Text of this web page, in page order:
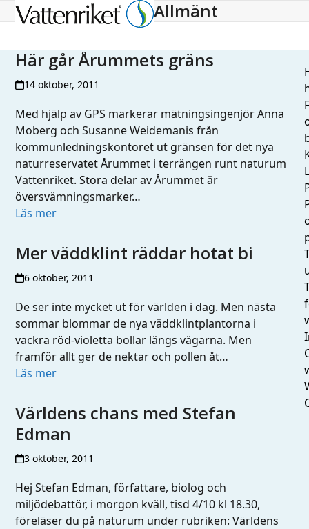
Open
menu
Close
menu
Allmänt
Här går Årummets gräns
14 oktober, 2011
Med hjälp av GPS markerar mätningsingenjör Anna
Moberg och Susanne Weidemanis från
kommunledningskontoret ut gränsen för det nya
naturreservatet Årummet i terrängen runt naturum
Vattenriket. Stora delar av Årummet är
översvämningsmarker…
Läs mer
Mer väddklint räddar hotat bi
6 oktober, 2011
De ser inte mycket ut för världen i dag. Men nästa
sommar blommar de nya väddklintplantorna i
vackra röd-violetta bollar längs vägarna. Men
framför allt ger de nektar och pollen åt…
Läs mer
Världens chans med Stefan
Edman
3 oktober, 2011
Hej Stefan Edman, författare, biolog och
miljödebattör, i morgon kväll, tisd 4/10 kl 18.30,
föreläser du på naturum under rubriken: Världens